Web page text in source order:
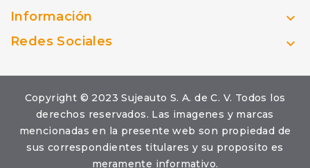
Información 
Redes Sociales 
Copyright © 2023 Sujeauto S. A. de C. V. Todos los
derechos reservados. Las imagenes y marcas
mencionadas en la presente web son propiedad de
sus correspondientes titulares y su proposito es
meramente informativo.